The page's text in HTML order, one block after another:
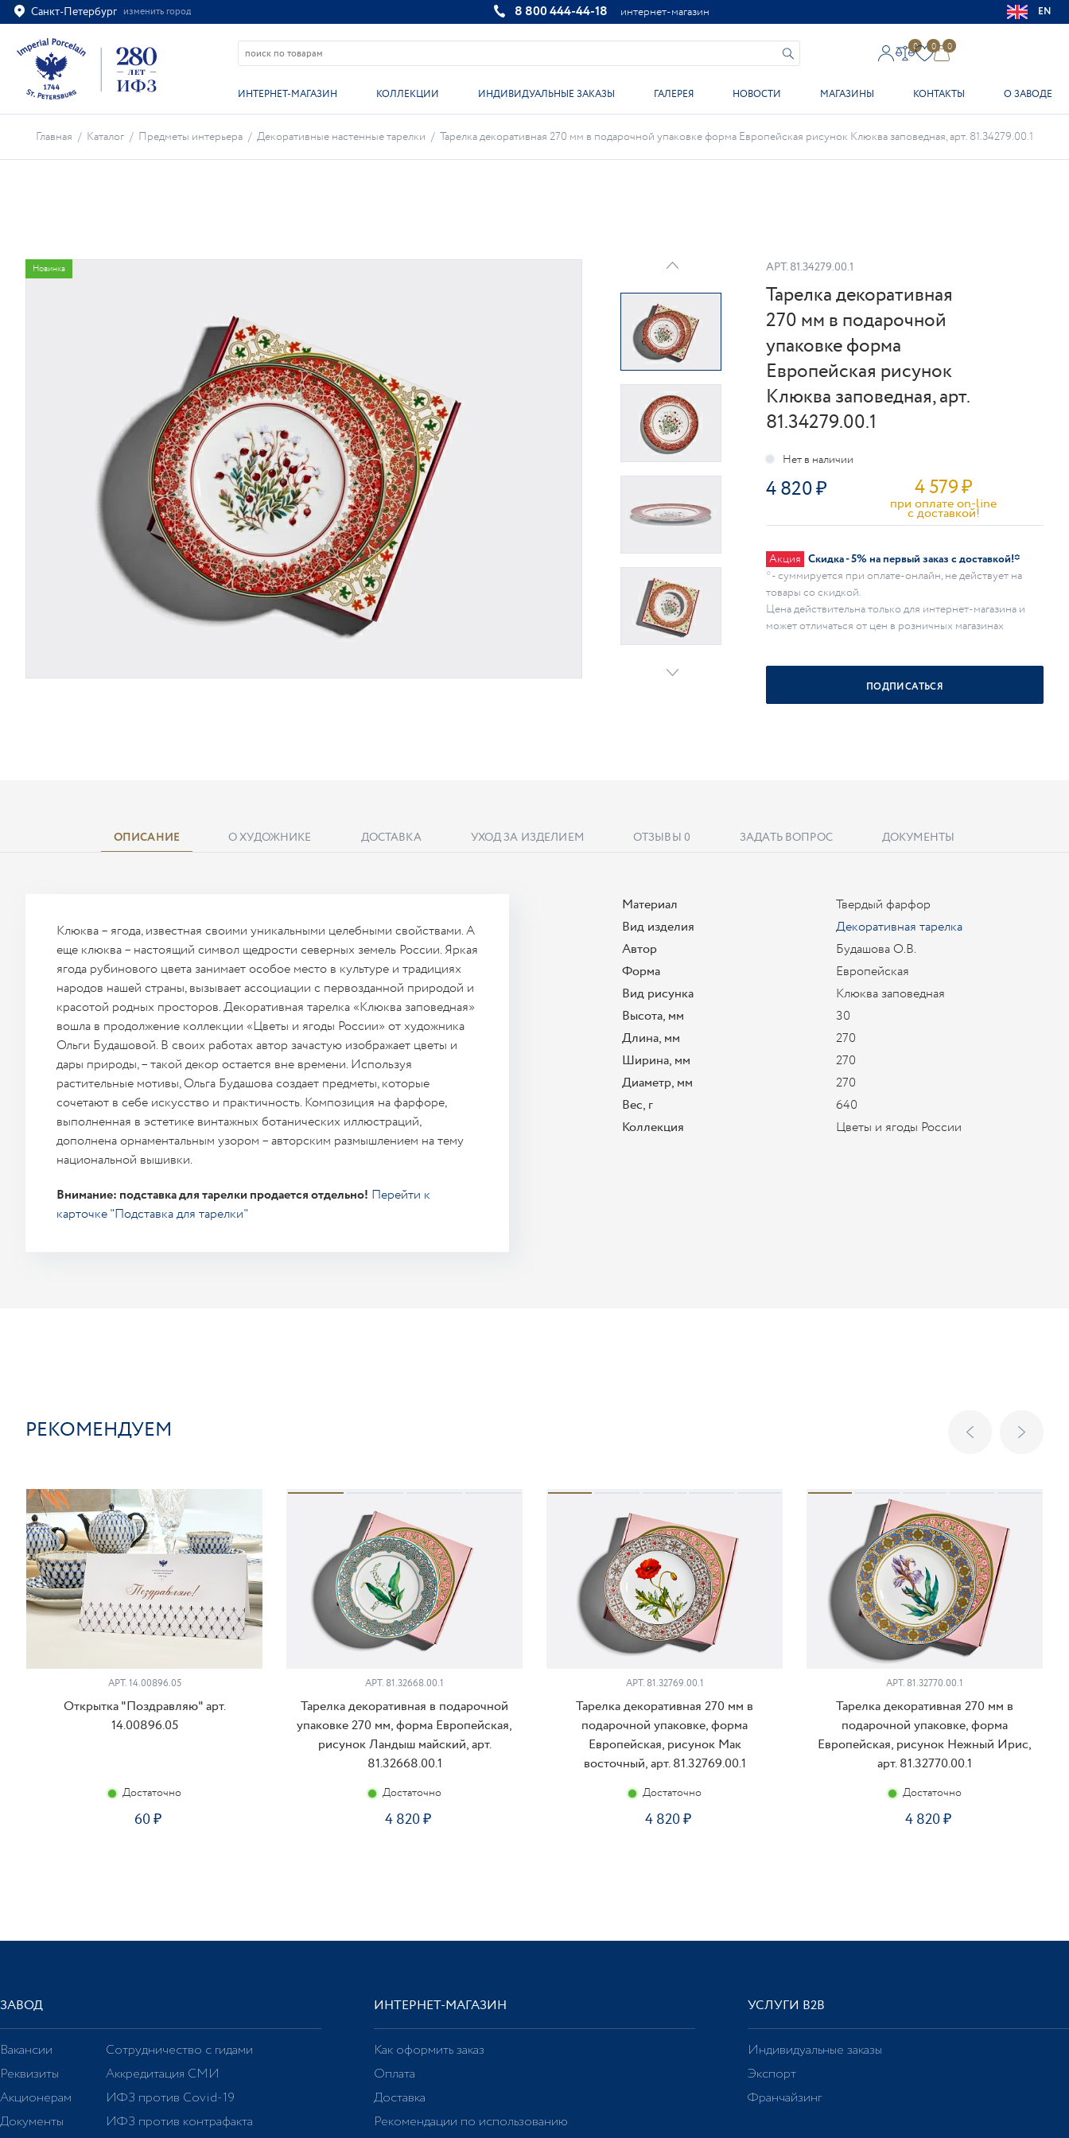
Санкт-Петербург изменить город
Ваш город Санкт-Петербург?
ВСЁ ВЕРНО ИЗМЕНИТЬ
8 800 444-44-18 интернет-магазин EN
0 0 0
ИНТЕРНЕТ-МАГАЗИН КОЛЛЕКЦИИ ИНДИВИДУАЛЬНЫЕ ЗАКАЗЫ ГАЛЕРЕЯ НОВОСТИ МАГАЗИНЫ КОНТАКТЫ О ЗАВОДЕ
Главная / Каталог / Предметы интерьера / Декоративные настенные тарелки / Тарелка декоративная 270 мм в подарочной упаковке форма Европейская рисунок Клюква заповедная, арт. 81.34279.00.1
Новинка АРТ. 81.34279.00.1
Тарелка декоративная
270 мм в подарочной
упаковке форма
Европейская рисунок
Клюква заповедная, арт.
81.34279.00.1
4 820 4 579₽
при оплате on-line
c доставкой!
Акция Скидка - 5% на первый заказ с доставкой!*
* - суммируется при оплате-онлайн, не действует на
товары со скидкой.
Цена действительна только для интернет-магазина и
может отличаться от цен в розничных магазинах
ПОДПИСАТЬСЯ
ОПИСАНИЕ О ХУДОЖНИКЕ ДОСТАВКА УХОД ЗА ИЗДЕЛИЕМ ОТЗЫВЫ 0 ЗАДАТЬ ВОПРОС ДОКУМЕНТЫ
Клюква – ягода, известная своими уникальными целебными свойствами. А
еще клюква – настоящий символ щедрости северных земель России. Яркая
ягода рубинового цвета занимает особое место в культуре и традициях
народов нашей страны, вызывает ассоциации с первозданной природой и
красотой родных просторов. Декоративная тарелка «Клюква заповедная»
вошла в продолжение коллекции «Цветы и ягоды России» от художника
Ольги Будашовой. В своих работах автор зачастую изображает цветы и
дары природы, – такой декор остается вне времени. Используя
растительные мотивы, Ольга Будашова создает предметы, которые
сочетают в себе искусство и практичность. Композиция на фарфоре,
выполненная в эстетике винтажных ботанических иллюстраций,
дополнена орнаментальным узором – авторским размышлением на тему
национальной вышивки.
Внимание: подставка для тарелки продается отдельно! Перейти к
карточке "Подставка для тарелки"
Материал
Твердый фарфор
Вид изделия
Декоративная тарелка
Автор
Будашова О.В.
Форма
Европейская
Вид рисунка
Клюква заповедная
Высота, мм
30
Длина, мм
270
Ширина, мм
270
Диаметр, мм
270
Вес, г
640
Коллекция
Цветы и ягоды России
РЕКОМЕНДУЕМ
АРТ. 14.00896.05
Открытка "Поздравляю" арт.
14.00896.05
Достаточно
60
АРТ. 81.32668.00.1
Тарелка декоративная в подарочной
упаковке 270 мм, форма Европейская,
рисунок Ландыш майский, арт.
81.32668.00.1
Достаточно
4 820
АРТ. 81.32769.00.1
Тарелка декоративная 270 мм в
подарочной упаковке, форма
Европейская, рисунок Мак
восточный, арт. 81.32769.00.1
Достаточно
4 820
АРТ. 81.32770.00.1
Тарелка декоративная 270 мм в
подарочной упаковке, форма
Европейская, рисунок Нежный Ирис,
арт. 81.32770.00.1
Достаточно
4 820
ЗАВОД
Вакансии
Реквизиты
Акционерам
Документы
Сотрудничество с гидами
Аккредитация СМИ
ИФЗ против Covid-19
ИФЗ против контрафакта
ИНТЕРНЕТ-МАГАЗИН
Как оформить заказ
Оплата
Доставка
Рекомендации по использованию
УСЛУГИ В2В
Индивидуальные заказы
Экспорт
Франчайзинг